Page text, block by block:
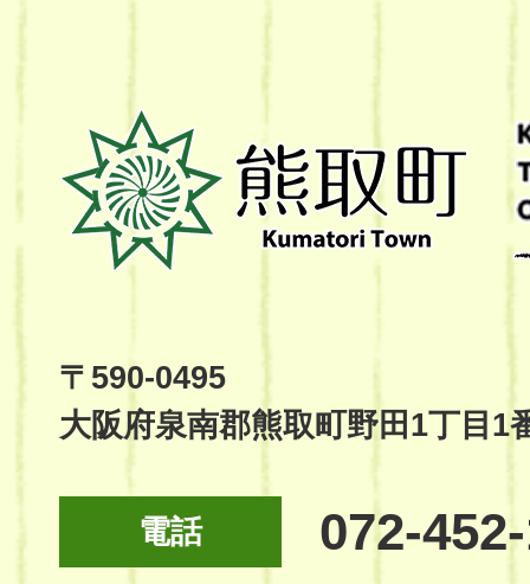
熊
取
町
Kumatori
Site
〒590-0495
大阪府泉南郡熊取町野田1丁目1
電話 072-